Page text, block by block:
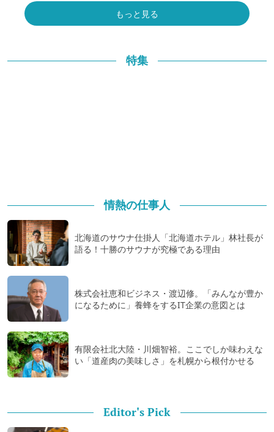
もっと見る
特集
情熱の仕事人
北海道のサウナ仕掛人「北海道ホテル」林社長が
語る！十勝のサウナが究極である理由
株式会社恵和ビジネス・渡辺修。「みんなが豊か
になるために」養蜂をするIT企業の意図とは
有限会社北大陸・川畑智裕。ここでしか味わえな
い「道産肉の美味しさ」を札幌から根付かせる
Editor's Pick